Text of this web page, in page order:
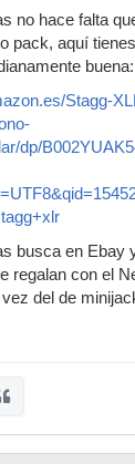
no hace falta
pack, aquí
buena:
Stagg-
dp/
busca en Ebay
regalan con el
del de